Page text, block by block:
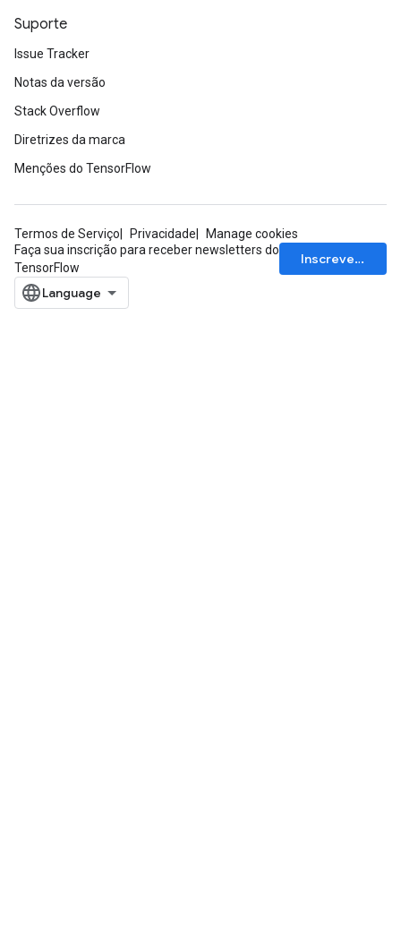
Suporte
Issue Tracker
Notas da versão
Stack Overflow
Diretrizes da marca
Menções do TensorFlow
Termos de Serviço Privacidade
Manage cookies
Faça sua inscrição para receber newsletters do
TensorFlow
Inscrever-se